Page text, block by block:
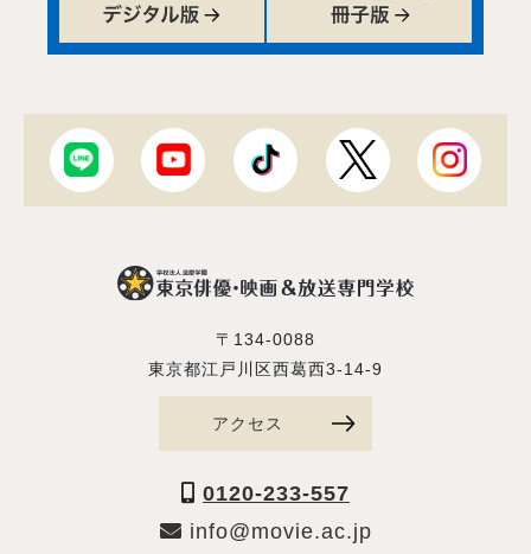
〒134-0088
東京都江戸川区西葛西3-14-9
アクセス
0120-233-557
info@movie.ac.jp